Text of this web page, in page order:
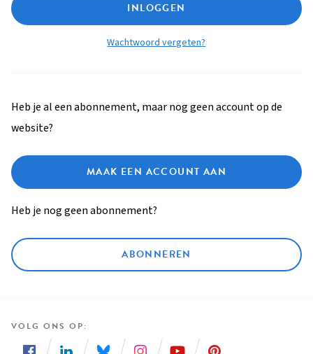
INLOGGEN
Wachtwoord vergeten?
Heb je al een abonnement, maar nog geen account op de
website?
MAAK EEN ACCOUNT AAN
Heb je nog geen abonnement?
ABONNEREN
VOLG ONS OP